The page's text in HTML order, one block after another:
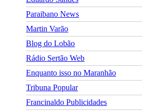
Paraibano News
Martin Varão
Blog do Lobão
Rádio Sertão Web
Enquanto isso no Maranhão
Tribuna Popular
Francinaldo Publicidades